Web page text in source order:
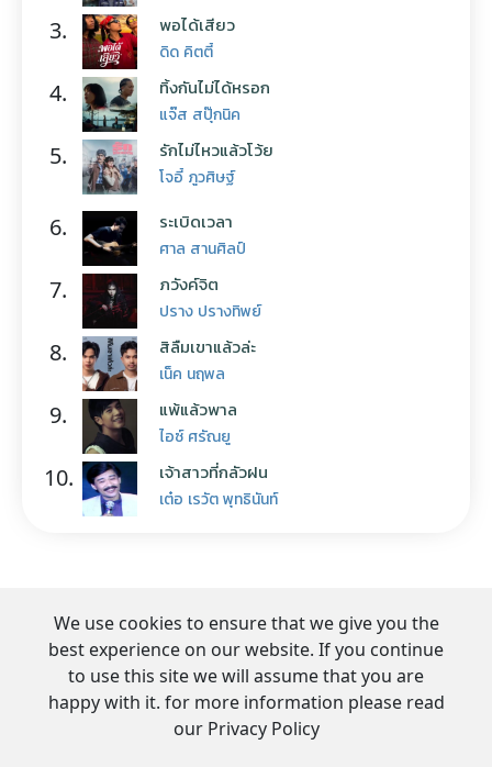
3. พอได้เสียว
ดิด คิตตี้
4. ทิ้งกันไม่ได้หรอก
แจ๊ส สปุ๊กนิค
5. รักไม่ไหวแล้วโว้ย
โจอี้ ภูวศิษฐ์
6. ระเบิดเวลา
ศาล สานศิลป์
7. ภวังค์จิต
ปราง ปรางทิพย์
8. สิลืมเขาแล้วล่ะ
เน็ค นฤพล
9. แพ้แล้วพาล
ไอซ์ ศรัณยู
10. เจ้าสาวที่กลัวฝน
เต๋อ เรวัต พุทธินันท์
We use cookies to ensure that we give you the
best experience on our website. If you continue
to use this site we will assume that you are
happy with it. for more information please read
our Privacy Policy